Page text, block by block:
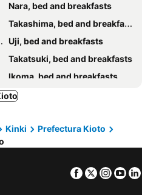
Nara, bed and breakfasts
Takashima, bed and breakfasts
Uji, bed and breakfasts
Takatsuki, bed and breakfasts
Ikoma, bed and breakfasts
Suita, bed and breakfasts
Higashiosaka, bed and breakfasts
Yamatokoriyama, bed and breakfasts
Kinki
Prefectura Kioto
Facebook
Twitter